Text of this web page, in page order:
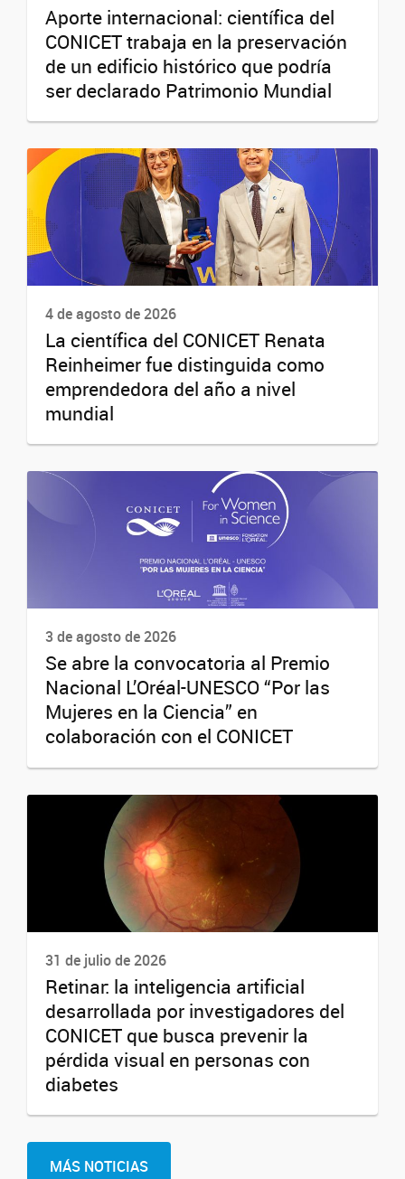
Aporte internacional: científica del
CONICET trabaja en la preservación
de un edificio histórico que podría
ser declarado Patrimonio Mundial
4 de agosto de 2026
La científica del CONICET Renata
Reinheimer fue distinguida como
emprendedora del año a nivel
mundial
3 de agosto de 2026
Se abre la convocatoria al Premio
Nacional L’Oréal-UNESCO “Por las
Mujeres en la Ciencia” en
colaboración con el CONICET
31 de julio de 2026
Retinar: la inteligencia artificial
desarrollada por investigadores del
CONICET que busca prevenir la
pérdida visual en personas con
diabetes
MÁS NOTICIAS